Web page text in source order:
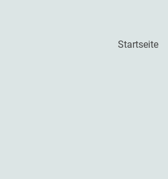
Startseite